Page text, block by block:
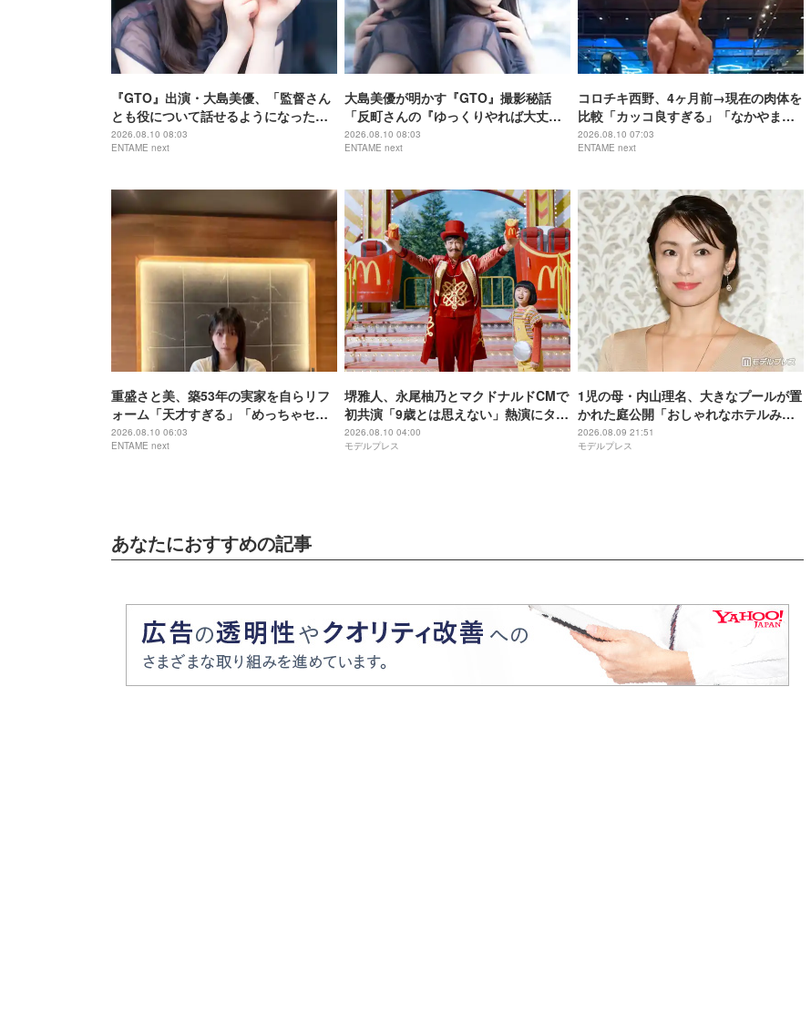
『GTO』出演・大島美優、「監督さん
とも役について話せるようになった」
二宮和也との共演で変わった芝居への
向き合い方
2026.08.10 08:03
ENTAME next
大島美優が明かす『GTO』撮影秘話
「反町さんの『ゆっくりやれば大丈
夫』で落ち着けた」
2026.08.10 08:03
ENTAME next
コロチキ西野、4ヶ月前→現在の肉体を
比較「カッコ良すぎる」「なかやまき
んに君みたい」
2026.08.10 07:03
ENTAME next
重盛さと美、築53年の実家を自らリフ
ォーム「天才すぎる」「めっちゃセン
スある」と絶賛の声
2026.08.10 06:03
ENTAME next
堺雅人、永尾柚乃とマクドナルドCMで
初共演「9歳とは思えない」熱演にタジ
タジ
2026.08.10 04:00
モデルプレス
1児の母・内山理名、大きなプールが置
かれた庭公開「おしゃれなホテルみた
い」「夏を満喫してて素敵」と反響
2026.08.09 21:51
モデルプレス
あなたにおすすめの記事